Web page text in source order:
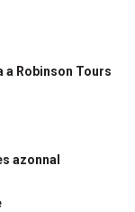
a Robinson Tours
azonnal